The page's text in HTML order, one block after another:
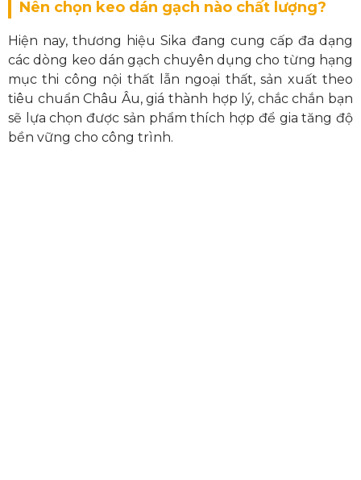
Nên chọn keo dán gạch nào chất lượng?
Hiện nay, thương hiệu Sika đang cung cấp đa dạng
các dòng keo dán gạch chuyên dụng cho từng hạng
mục thi công nội thất lẫn ngoại thất, sản xuất theo
tiêu chuẩn Châu Âu, giá thành hợp lý, chắc chắn bạn
sẽ lựa chọn được sản phẩm thích hợp để gia tăng độ
bền vững cho công trình.